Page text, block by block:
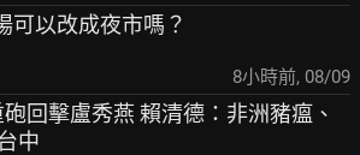
可以改成夜市嗎？
8小時前, 08/09
砲回擊盧秀燕 賴清德：非洲豬瘟、
中